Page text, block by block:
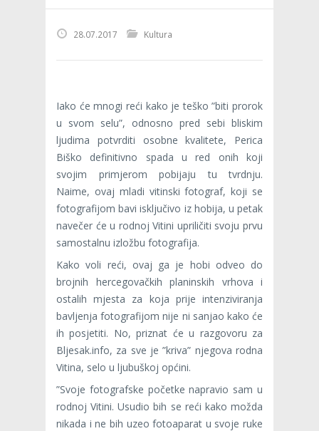
28.07.2017 Kultura
Iako će mnogi reći kako je teško ”biti prorok
u svom selu”, odnosno pred sebi bliskim
ljudima potvrditi osobne kvalitete, Perica
Biško definitivno spada u red onih koji
svojim primjerom pobijaju tu tvrdnju.
Naime, ovaj mladi vitinski fotograf, koji se
fotografijom bavi isključivo iz hobija, u petak
navečer će u rodnoj Vitini upriličiti svoju prvu
samostalnu izložbu fotografija.
Kako voli reći, ovaj ga je hobi odveo do
brojnih hercegovačkih planinskih vrhova i
ostalih mjesta za koja prije intenziviranja
bavljenja fotografijom nije ni sanjao kako će
ih posjetiti. No, priznat će u razgovoru za
Bljesak.info, za sve je ”kriva” njegova rodna
Vitina, selo u ljubuškoj općini.
”Svoje fotografske početke napravio sam u
rodnoj Vitini. Usudio bih se reći kako možda
nikada i ne bih uzeo fotoaparat u svoje ruke